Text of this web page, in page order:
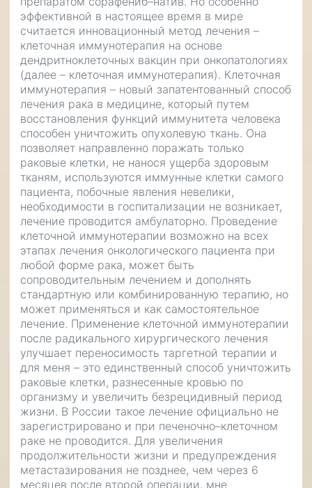
эффективной в настоящее время в мире
считается инновационный метод лечения –
клеточная иммунотерапия на основе
дендритноклеточных вакцин при онкопатологиях
(далее – клеточная иммунотерапия). Клеточная
иммунотерапия – новый запатентованный способ
лечения рака в медицине, который путем
восстановления функций иммунитета человека
способен уничтожить опухолевую ткань. Она
позволяет направленно поражать только
раковые клетки, не нанося ущерба здоровым
тканям, используются иммунные клетки самого
пациента, побочные явления невелики,
необходимости в госпитализации не возникает,
лечение проводится амбулаторно. Проведение
клеточной иммунотерапии возможно на всех
этапах лечения онкологического пациента при
любой форме рака, может быть
сопроводительным лечением и дополнять
стандартную или комбинированную терапию, но
может применяться и как самостоятельное
лечение. Применение клеточной иммунотерапии
после радикального хирургического лечения
улучшает переносимость таргетной терапии и
для меня – это единственный способ уничтожить
раковые клетки, разнесенные кровью по
организму и увеличить безрецидивный период
жизни. В России такое лечение официально не
зарегистрировано и при печеночно–клеточном
раке не проводится. Для увеличения
продолжительности жизни и предупреждения
метастазирования не позднее, чем через 6
месяцев после второй операции, мне